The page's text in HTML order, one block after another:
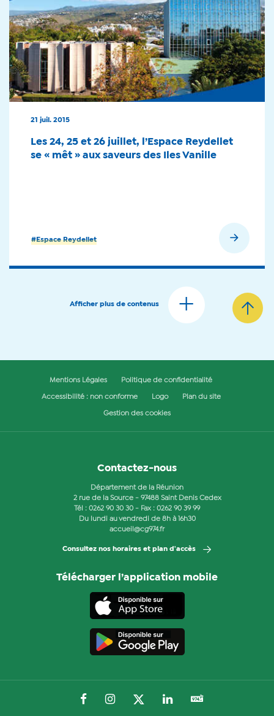
#Espace Reydellet
21 juil. 2015
Les 24, 25 et 26 juillet, l’Espace Reydellet
se « mêt » aux saveurs des Iles Vanille
Afficher plus de contenus
Mentions Légales Politique de confidentialité
Accessibilité : non conforme Logo Plan du site
Gestion des cookies
Contactez-nous
Département de la Réunion
2 rue de la Source - 97488 Saint Denis Cedex
Tél : 0262 90 30 30 - Fax : 0262 90 39 99
Du lundi au vendredi de 8h à 16h30
accueil@cg974.fr
Consultez nos horaires et plan d'accès
Télécharger l’application mobile